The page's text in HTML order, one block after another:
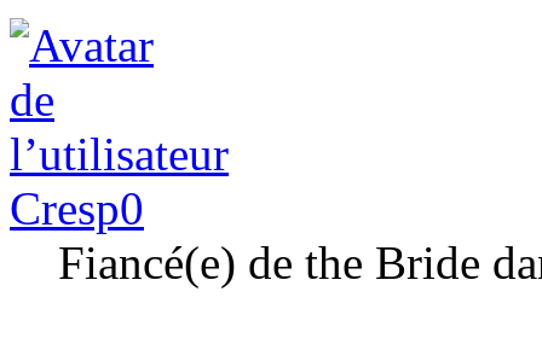
Cresp0
Fiancé(e) de the Bride